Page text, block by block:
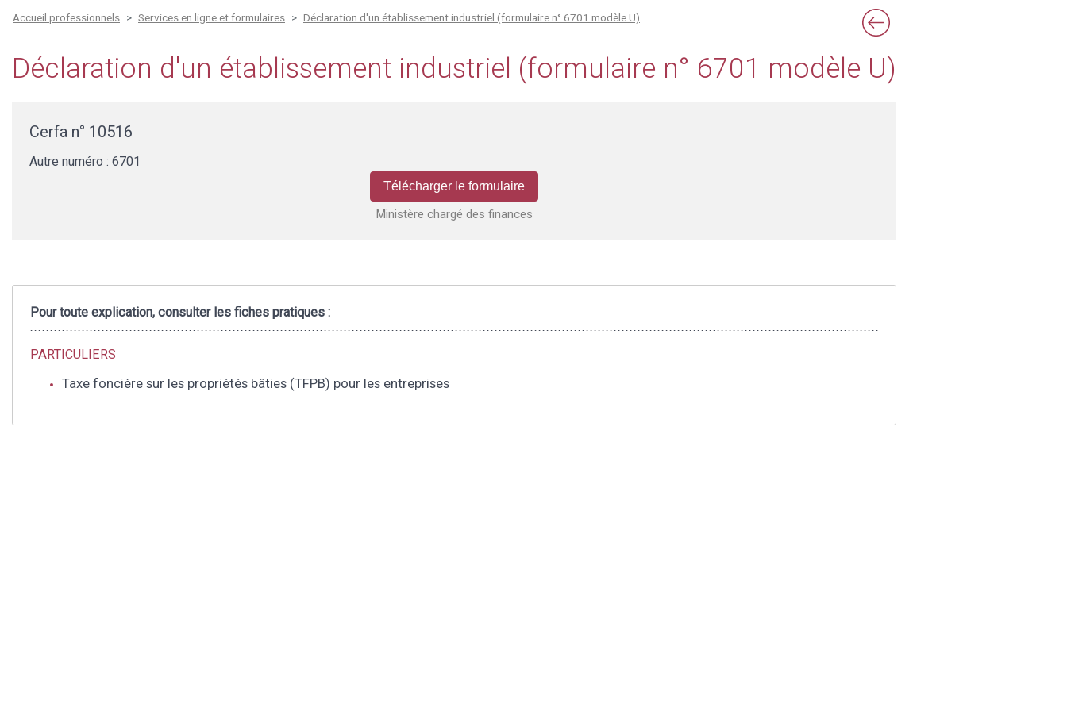
Accueil professionnels Services en ligne et formulaires Déclaration d'un établissement industriel (formulaire n° 6701 modèle U)
Déclaration d'un établissement industriel (formulaire n° 6701 modèle U)
Cerfa n° 10516
Autre numéro : 6701
Télécharger le formulaire
Ministère chargé des finances
Pour toute explication, consulter les fiches pratiques :
PARTICULIERS
Taxe foncière sur les propriétés bâties (TFPB) pour les entreprises